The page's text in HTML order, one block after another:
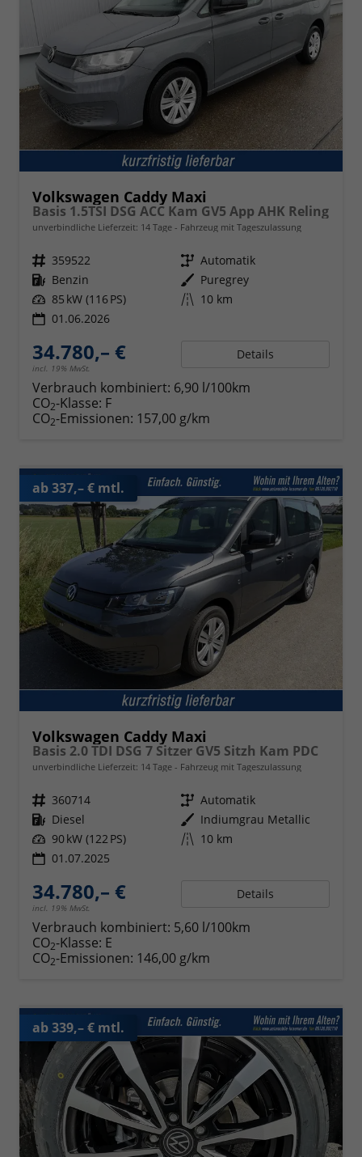
Volkswagen Caddy Maxi
Basis 1.5TSI DSG ACC Kam GV5 App AHK Reling
unverbindliche Lieferzeit: 14 Tage Fahrzeug mit Tageszulassung
Fahrzeugnr. 359522 Getriebe Automatik
Kraftstoff Benzin Außenfarbe Puregrey
Leistung 85 kW (116 PS) Kilometerstand 10 km
01.06.2026
34.780,– €
incl. 19% MwSt.
Details
Verbrauch kombiniert: 6,90 l/100km
CO2-Klasse: F
CO2-Emissionen: 157,00 g/km
ab 337,– € mtl.
Volkswagen Caddy Maxi
Basis 2.0 TDI DSG 7 Sitzer GV5 Sitzh Kam PDC
unverbindliche Lieferzeit: 14 Tage Fahrzeug mit Tageszulassung
Fahrzeugnr. 360714 Getriebe Automatik
Kraftstoff Diesel Außenfarbe Indiumgrau Metallic
Leistung 90 kW (122 PS) Kilometerstand 10 km
01.07.2025
34.780,– €
incl. 19% MwSt.
Details
Verbrauch kombiniert: 5,60 l/100km
CO2-Klasse: E
CO2-Emissionen: 146,00 g/km
ab 339,– € mtl.